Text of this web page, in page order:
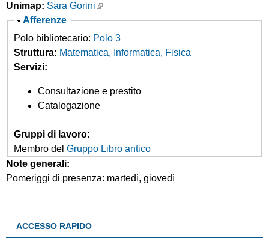
c
Servizio
IDEM/GARR
unipiVPN
Fornitura documenti
utenti
Prestito
interbibliotecario
Modulo Utenti
Proposte di acquisto
Assistenza alla
Corsi di informazione
bibliografica
OPEN ACCESS e
contratti trasformativi
Grafico dei titoli
Open Access
Elenco dei titoli
GUIDE E SUPPORTO
Unimap: Sara Gorini
N
a
s
c
n
d
Afferenze
Polo bibliotecario: Polo 3
Struttura: Matematica, Informatica, Fisica
Servizi:
Consultazione e prestito
Catalogazione
Gruppi di lavoro:
Membro del Gruppo Libro antico
Note generali:
Pomeriggi di presenza: martedì, giovedì
ACCESSO RAPIDO